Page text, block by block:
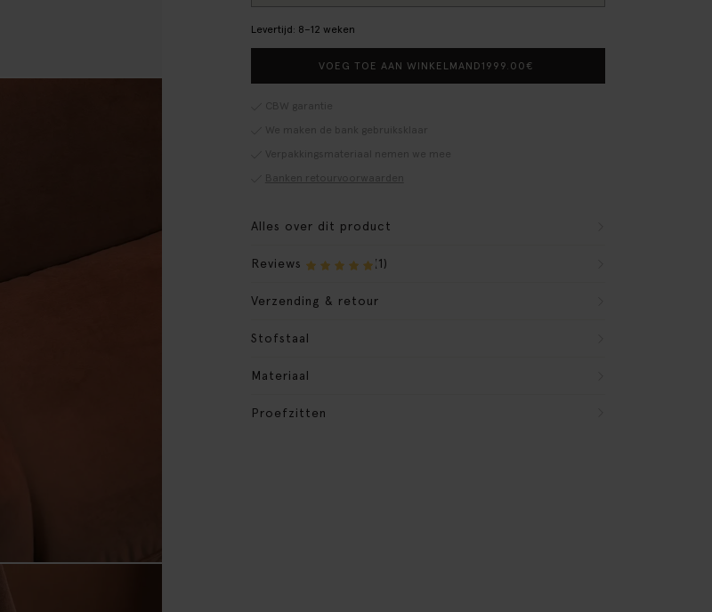
Levertijd: 8–12 weken
VOEG TOE AAN WINKELMAND1999.00 €
CBW garantie
We maken de bank gebruiksklaar
Verpakkingsmateriaal nemen we mee
Banken retourvoorwaarden
Alles over dit product
Reviews (1)
Verzending & retour
Stofstaal
Materiaal
Proefzitten